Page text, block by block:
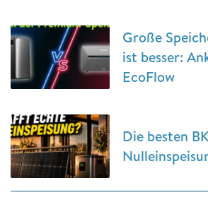
Große
ist besser:
EcoFlow
Die besten